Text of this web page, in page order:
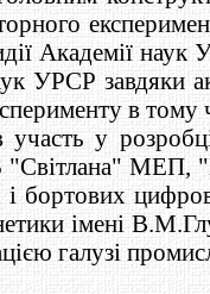
Академії
УРСР завдяки
в
у
"Світлана"
бортових
імені
галузі